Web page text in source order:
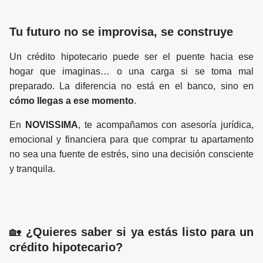
Tu futuro no se improvisa, se construye
Un crédito hipotecario puede ser el puente hacia ese
hogar que imaginas… o una carga si se toma mal
preparado. La diferencia no está en el banco, sino en
cómo llegas a ese momento.
En NOVISSIMA, te acompañamos con asesoría jurídica,
emocional y financiera para que comprar tu apartamento
no sea una fuente de estrés, sino una decisión consciente
y tranquila.
🏡 ¿Quieres saber si ya estás listo para un
crédito hipotecario?